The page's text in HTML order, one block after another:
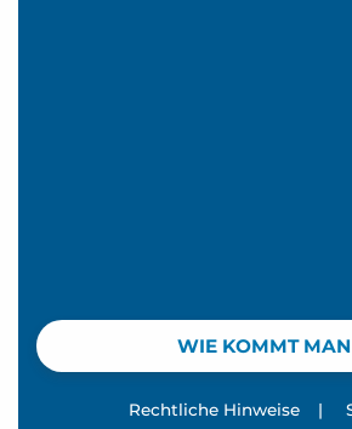
WIE KOMMT
Rechtliche Hinweise |